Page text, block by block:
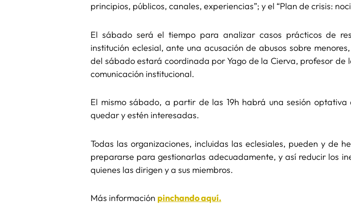
principios, públicos, canales, experiencias”; y el “Plan de crisis:
El sábado será el tiempo para analizar casos prácticos de
institución eclesial, ante una acusación de abusos sobre
del sábado estará coordinada por Yago de la Cierva, profesor
comunicación institucional.
El mismo sábado, a partir de las 19h habrá una sesión
quedar y estén interesadas.
Todas las organizaciones, incluidas las eclesiales, pueden y de
prepararse para gestionarlas adecuadamente, y así reducir los
quienes las dirigen y a sus miembros.
Más información pinchando aquí.